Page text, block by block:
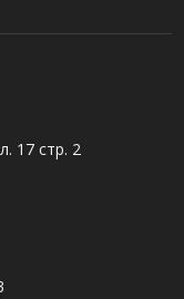
17 стр. 2